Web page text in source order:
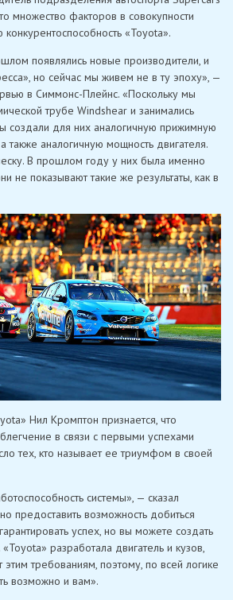
множество факторов в совокупности
«Toyota».
появлялись новые производители, и
но сейчас мы живем не в ту эпоху», —
в Симмонс-Плейнс. «Поскольку мы
трубе Windshear и занимались
для них аналогичную прижимную
также аналогичную мощность двигателя.
В прошлом году у них была именно
не показывают такие же результаты, как в
Нил Кромптон признается, что
в связи с первыми успехами
тех, кто называет ее триумфом в своей
системы», — сказал
предоставить возможность добиться
успех, но вы можете создать
разработала двигатель и кузов,
этим требованиям, поэтому, по всей логике
возможно и вам».